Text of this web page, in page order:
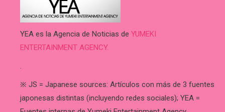
YEA es la Agencia de Noticias de YUMEKI
ENTERTAINMENT AGENCY.
.
※ JS = Japanese sources: Artículos con más de 3 fuentes
japonesas distintas (incluyendo redes sociales); YEA =